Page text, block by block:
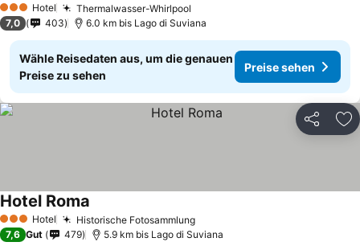
3 SterneHotel Thermalwasser-Whirlpool
7,0 403 6.0 km bis Lago di Suviana
Wähle Reisedaten aus, um die genauen
Preise zu sehen
Preise sehen
Teilen
3 SterneHotel Historische Fotosammlung
Hotel Roma
7,6 Gut 479 5.9 km bis Lago di Suviana